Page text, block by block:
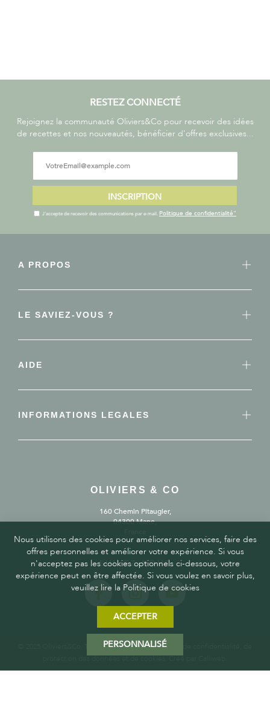
RESTEZ CONNECTÉ
Rejoignez la communauté Oliviers&Co pour recevoir des idées
de recettes et nos nouveautés, bénéficier d'offres exclusives...
INSCRIPTION
J'accepte de recevoir des communications par e-mail. Politique de confidentialité"
A PROPOS
LE SAVIEZ-VOUS ?
AIDE
INFORMATIONS LEGALES
OLIVIERS & CO
160 Chemin Pitaugier,
04300 Mane,
SUIVEZ-NOUS
© 2025 Oliviers&Co. Tous droits réservés.Politique de confidentialité, de
protection des données et de cookies. Créé par
Nous utilisons des cookies pour améliorer nos services, faire des
offres personnelles et améliorer votre expérience. Si vous
n'acceptez pas les cookies optionnels ci-dessous, votre
expérience peut en être affectée. Si vous voulez en savoir plus,
veuillez lire la Politique de cookies
ACCEPTER
PERSONNALISÉ